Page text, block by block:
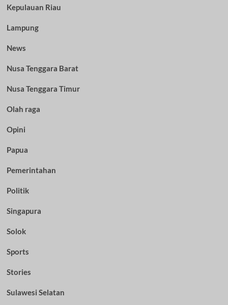
Kepulauan Riau
Lampung
News
Nusa Tenggara Barat
Nusa Tenggara Timur
Olah raga
Opini
Papua
Pemerintahan
Politik
Singapura
Solok
Sports
Stories
Sulawesi Selatan